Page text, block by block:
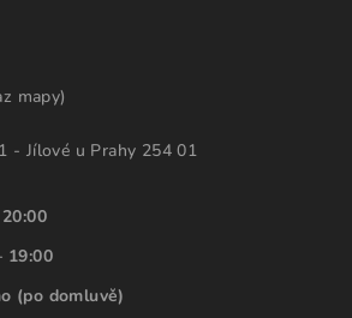
mapy)
- Jílové u Prahy 254 01
19:00
(po domluvě)